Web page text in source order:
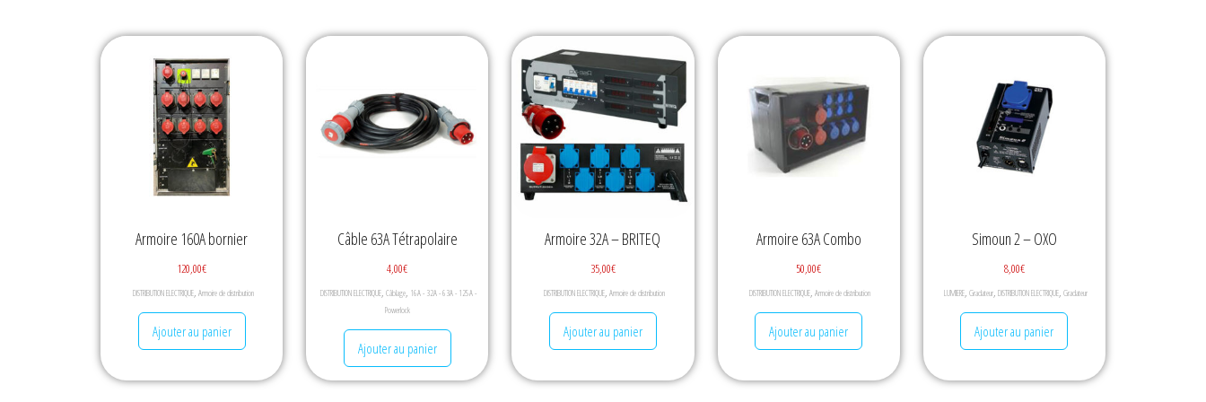
Armoire 160A bornier
120,00€
DISTRIBUTION ELECTRIQUE, Armoire de distribution
Ajouter au panier
Câble 63A Tétrapolaire
4,00€
DISTRIBUTION ELECTRIQUE, Câblage, 16A - 32A - 63A - 125A -
Powerlock
Ajouter au panier
Armoire 32A – BRITEQ
35,00€
DISTRIBUTION ELECTRIQUE, Armoire de distribution
Ajouter au panier
Armoire 63A Combo
50,00€
DISTRIBUTION ELECTRIQUE, Armoire de distribution
Ajouter au panier
Simoun 2 – OXO
8,00€
LUMIERE, Gradateur, DISTRIBUTION ELECTRIQUE, Gradateur
Ajouter au panier